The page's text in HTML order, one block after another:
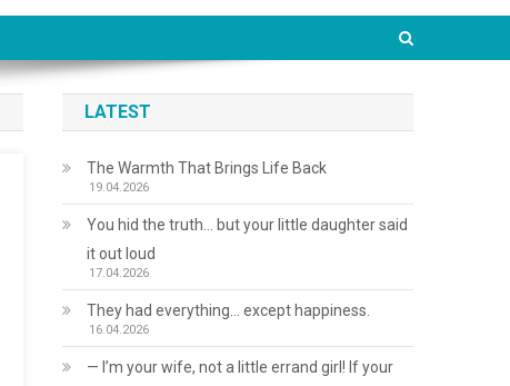
LATEST
The Warmth That Brings Life Back
19.04.2026
You hid the truth… but your little daughter said
it out loud
17.04.2026
They had everything… except happiness.
16.04.2026
— I’m your wife, not a little errand girl! If your